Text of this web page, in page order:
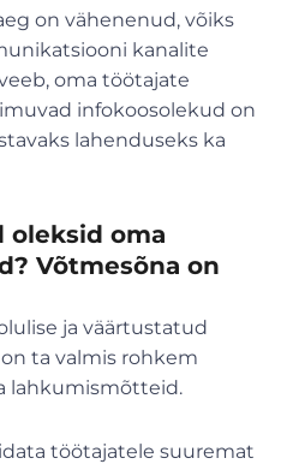
on vähenenud, võiks
kanalite
oma töötajate
infokoosolekud on
lahenduseks ka
oleksid oma
Võtmesõna on
ja väärtustatud
ta valmis rohkem
lahkumismõtteid.
töötajatele suuremat